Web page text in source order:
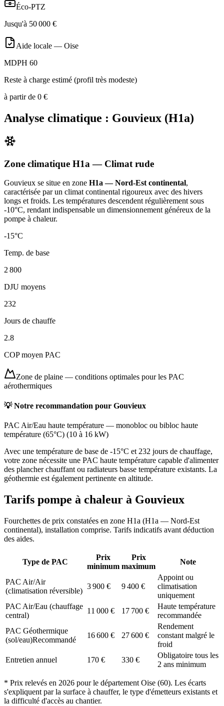
Éco-PTZ
Jusqu'à 50 000 €
Aide locale — Oise
MDPH 60
Reste à charge estimé (profil très modeste)
à partir de 0 €
Analyse climatique : Gouvieux (H1a)
Zone climatique H1a — Climat rude
Gouvieux se situe en zone H1a — Nord-Est continental,
caractérisée par un climat continental rigoureux avec des hivers
longs et froids. Les températures descendent régulièrement sous
-10°C, rendant indispensable un dimensionnement généreux de la
pompe à chaleur.
-15°C
Temp. de base
2 800
DJU moyens
232
Jours de chauffe
2.8
COP moyen PAC
Zone de plaine — conditions optimales pour les PAC
aérothermiques
💡 Notre recommandation pour Gouvieux
PAC Air/Eau haute température — monobloc ou bibloc haute
température (65°C) (10 à 16 kW)
Avec une température de base de -15°C et 232 jours de chauffage,
votre zone nécessite une PAC haute température capable d'alimenter
des plancher chauffant ou radiateurs basse température existants. La
géothermie est également pertinente en altitude.
Tarifs pompe à chaleur à Gouvieux
Fourchettes de prix constatées en zone H1a (H1a — Nord-Est
continental), installation comprise. Tarifs indicatifs avant déduction
des aides.
Type de PAC
Prix
minimum
Prix
maximum
Note
PAC Air/Air
(climatisation réversible)
3 900 € 9 400 €
Appoint ou
climatisation
uniquement
PAC Air/Eau (chauffage
central)
11 000 € 17 700 €
Haute température
recommandée
PAC Géothermique
(sol/eau)Recommandé
16 600 € 27 600 €
Rendement
constant malgré le
froid
Entretien annuel
170 € 330 €
Obligatoire tous les
2 ans minimum
* Prix relevés en 2026 pour le département Oise (60). Les écarts
s'expliquent par la surface à chauffer, le type d'émetteurs existants et
la difficulté d'accès au chantier.